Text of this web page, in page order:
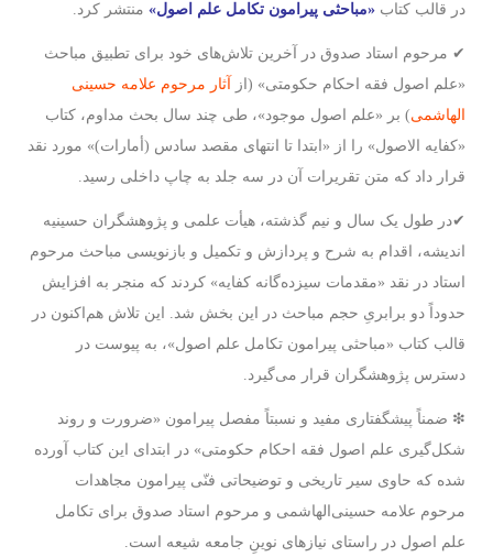
در قالب کتاب «مباحثی پیرامون تکامل علم اصول» منتشر کرد.
✔ مرحوم استاد صدوق در آخرین تلاش‌های خود برای تطبیق مباحث
«علم اصول فقه احکام حکومتی» (از
آثار مرحوم علامه حسینی
الهاشمی) بر «علم اصول موجود»، طی چند سال بحث مداوم، کتاب
«کفایه الاصول» را از «ابتدا تا انتهای مقصد سادس (أمارات)» مورد نقد
قرار داد که متن تقریرات آن در سه جلد به چاپ داخلی رسید.
✔در طول یک سال و نیم گذشته، هیأت علمی و پژوهشگران حسینیه
اندیشه، اقدام به شرح و پردازش و تکمیل و بازنویسی مباحث مرحوم
استاد در نقد «مقدمات سیزده‌گانه کفایه» کردند که منجر به افزایش
حدوداً دو برابریِ حجم مباحث در این بخش شد. این تلاش هم‌اکنون در
قالب کتاب «مباحثی پیرامون تکامل علم اصول»، به پیوست در
دسترس پژوهشگران قرار می‌گیرد.
❇ ضمناً پیشگفتاری مفید و نسبتاً مفصل پیرامون «ضرورت و روند
شکل‌گیری علم اصول فقه احکام حکومتی» در ابتدای این کتاب آورده
شده که حاوی سیر تاریخی و توضیحاتی فنّی پیرامون مجاهدات
مرحوم علامه حسینی‌الهاشمی و مرحوم استاد صدوق برای تکامل
علم اصول در راستای نیازهای نوینِ جامعه شیعه است.